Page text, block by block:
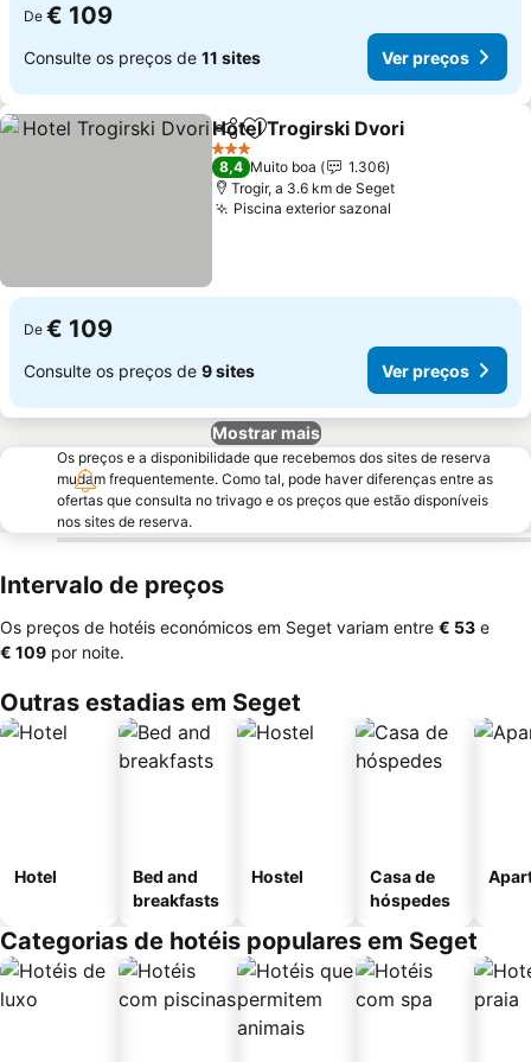
De € 109
Consulte os preços de 11 sites Ver preços
PartilharAdicionar aos favoritos
Hotel Trogirski Dvori
3 Estrelas
8,4 Muito boa
1.306
Trogir, a 3.6 km de Seget
Piscina exterior sazonal
De € 109
Consulte os preços de 9 sites Ver preços
Mostrar mais
Os preços e a disponibilidade que recebemos dos sites de reserva
mudam frequentemente. Como tal, pode haver diferenças entre as
ofertas que consulta no trivago e os preços que estão disponíveis
nos sites de reserva.
Intervalo de preços
Os preços de hotéis económicos em Seget variam entre ‎€ 53 e
‎€ 109 por noite.
Outras estadias em Seget
Hotel
Bed and
breakfasts
Hostel
Casa de
hóspedes
Categorias de hotéis populares em Seget